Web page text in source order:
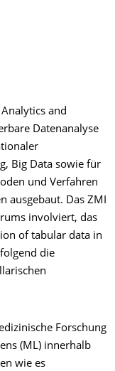
Analytics and
Datenanalyse
Big Data sowie für
und Verfahren
ausgebaut. Das ZMI
involviert, das
of tabular data in
die
Forschung
(ML) innerhalb
wie es